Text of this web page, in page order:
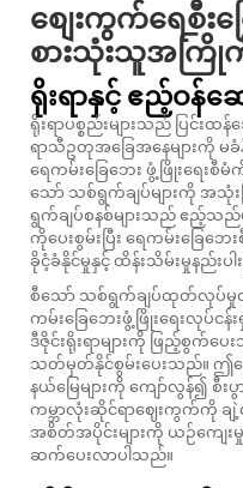
စျေးကွက်ရေစီးကြ
စားသုံးသူအကြိုက်
ရိုးရာနှင့် ဧည့်ဝန်ဆ
ရိုးရာပစ္စည်းများသည် ပြင်း
ရာသီဥတုအခြေအနေများကို
ရေကမ်းခြေဘေး ဖွံ့ဖြိုးရေး
သော် သစ်ရွက်ချပ်များကို အသုံ
ရွက်ချပ်စနစ်များသည် ဧည့်သည်
ကိုပေးစွမ်းပြီး ရေကမ်းခြေဘ
ခိုငံ့ခံနိုင်မှုနှင့် ထိန်းသိမ်းမှုနည်းပ
စီသော် သစ်ရွက်ချပ်ထုတ်လုပ်
ကမ်းခြေဘေးဖွံ့ဖြိုးရေးလုပ်ငန်
ဒီဇိုင်းရိုးရာများကို ဖြည့်စွက်ပ
သတ်မှတ်နိုင်စွမ်းပေးသည်။ ဤပြ
နယ်မြေများကို ကျော်လွန်၍ စီ
ကမ္ဘာလုံးဆိုင်ရာဈေးကွက်ကို ခ
အစိတ်အပိုင်းများကို ယဉ်ကျေး
ဆက်ပေးလာပါသည်။